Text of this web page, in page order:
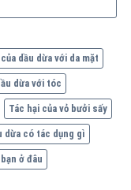
dầu dừa với da mặt
dừa với tóc
Tác hại của vỏ bưởi sấy
dừa có tác dụng gì
ở đâu